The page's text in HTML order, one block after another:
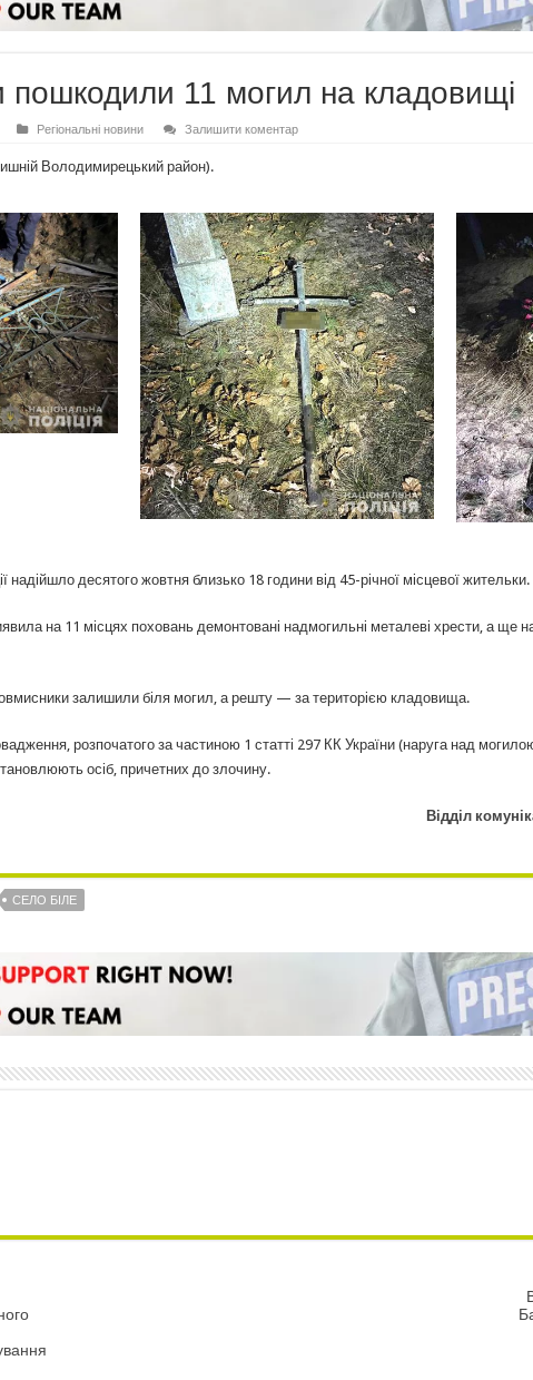
пошкодили 11 могил на кладовищі
Регіональні новини Залишити коментар
Володимирецький район).
надійшло десятого жовтня близько 18 години від 45-річної місцевої жительки.
на 11 місцях поховань демонтовані надмогильні металеві хрести, а
залишили біля могил, а решту — за територією кладовища.
розпочатого за частиною 1 статті 297 КК України (наруга над
осіб, причетних до злочину.
Відділ
СЕЛО БІЛЕ